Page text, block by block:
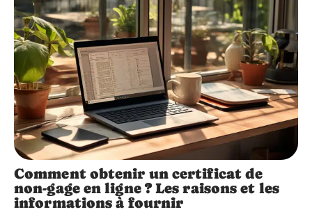
Comment obtenir un certificat de
non-gage en ligne ? Les raisons et les
informations à fournir